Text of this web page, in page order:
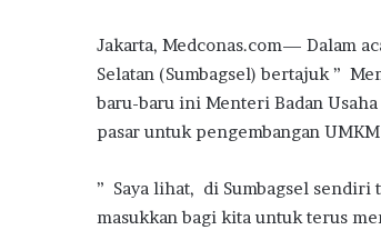
Jakarta, Medconas.com— Dalam
Selatan (Sumbagsel) bertajuk ”
baru-baru ini Menteri Badan
pasar untuk pengembangan
” Saya lihat, di Sumbagsel
masukkan bagi kita untuk terus